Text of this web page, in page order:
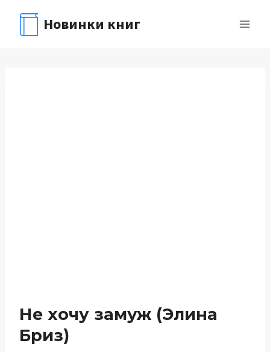
содержимому
Новинки книг
Не хочу замуж (Элина
Бриз)